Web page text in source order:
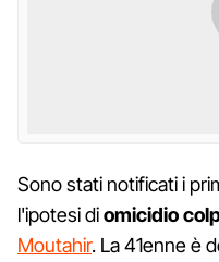
Sono stati notificati i
l'ipotesi diomicidio
Moutahir. La 41enne è